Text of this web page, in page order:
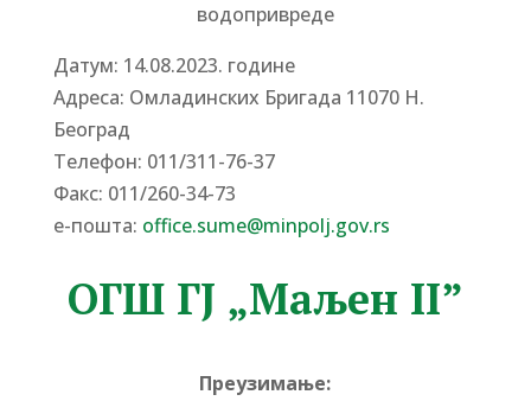
водопривреде
Датум: 14.08.2023. године
Адреса: Омладинских Бригада 11070 Н.
Београд
Tелефон: 011/311-76-37
Факс: 011/260-34-73
е-пошта: office.sume@minpolj.gov.rs
ОГШ ГЈ „Маљен II”
Преузимање: